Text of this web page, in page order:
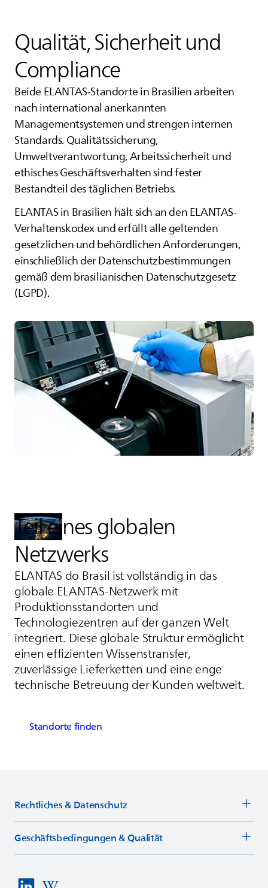
Qualität, Sicherheit und
Compliance
Beide ELANTAS-Standorte in Brasilien arbeiten
nach international anerkannten
Managementsystemen und strengen internen
Standards. Qualitätssicherung,
Umweltverantwortung, Arbeitssicherheit und
ethisches Geschäftsverhalten sind fester
Bestandteil des täglichen Betriebs.
ELANTASin Brasilien hält sich an denELANTAS-
Verhaltenskodex und erfüllt alle geltenden
gesetzlichen und behördlichen Anforderungen,
einschließlich der Datenschutzbestimmungen
gemäß dem brasilianischen Datenschutzgesetz
(LGPD).
Teil eines globalen
Netzwerks
ELANTAS do Brasil ist vollständig in das
globale ELANTAS-Netzwerk mit
Produktionsstandorten und
Technologiezentren auf der ganzen Welt
integriert. Diese globale Struktur ermöglicht
einen effizienten Wissenstransfer,
zuverlässige Lieferketten und eine enge
technische Betreuung der Kunden weltweit.
Standorte finden
Rechtliches & Datenschutz
Geschäftsbedingungen & Qualität